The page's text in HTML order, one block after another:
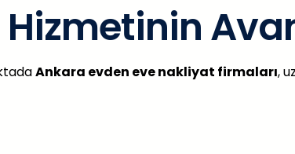
Ankara evden eve nakliyat firmaları,